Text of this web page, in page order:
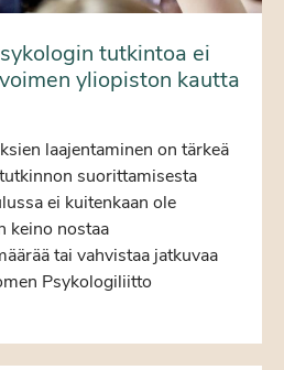
tutkintoa ei
yliopiston kautta
laajentaminen on tärkeä
suorittamisesta
ei kuitenkaan ole
keino nostaa
tai vahvistaa jatkuvaa
Psykologiliitto